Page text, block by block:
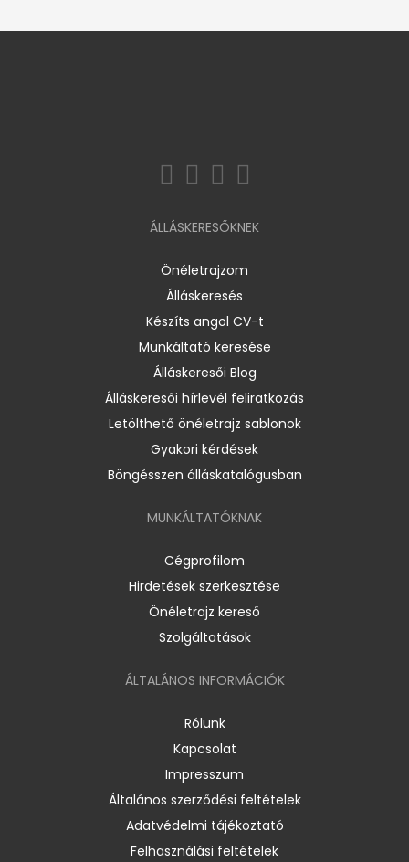
ÁLLÁSKERESŐKNEK
Önéletrajzom
Álláskeresés
Készíts angol CV-t
Munkáltató keresése
Álláskeresői Blog
Álláskeresői hírlevél feliratkozás
Letölthető önéletrajz sablonok
Gyakori kérdések
Böngésszen álláskatalógusban
MUNKÁLTATÓKNAK
Cégprofilom
Hirdetések szerkesztése
Önéletrajz kereső
Szolgáltatások
ÁLTALÁNOS INFORMÁCIÓK
Rólunk
Kapcsolat
Impresszum
Általános szerződési feltételek
Adatvédelmi tájékoztató
Felhasználási feltételek